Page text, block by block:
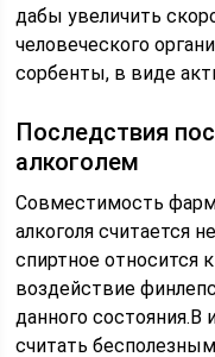
дабы увеличить
человеческого
сорбенты, в виде
Последствия
алкоголем
Совместимость
алкоголя считается
спиртное относится
воздействие
данного состояния.В
считать